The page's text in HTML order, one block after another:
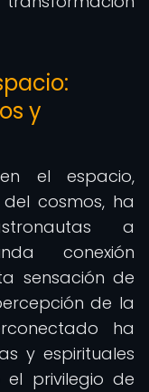
y
el espacio,
cosmos, ha
a
conexión
sensación de
de la
ha
y espirituales
privilegio de